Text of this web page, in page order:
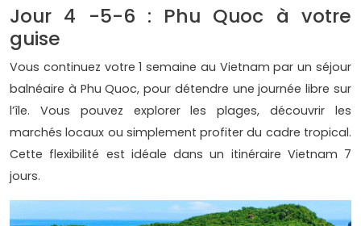
Jour 4 -5-6 : Phu Quoc à votre
guise
Vous continuez votre 1 semaine au Vietnam par un séjour
balnéaire à Phu Quoc, pour détendre une journée libre sur
l’île. Vous pouvez explorer les plages, découvrir les
marchés locaux ou simplement profiter du cadre tropical.
Cette flexibilité est idéale dans un itinéraire Vietnam 7
jours.